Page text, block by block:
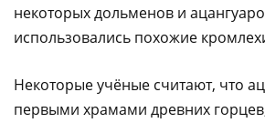
некоторых дольменов и
использовались похожие
Некоторые учёные считают, что
первыми храмами древних